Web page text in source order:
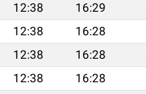
12:38 16:29
12:38 16:28
12:38 16:28
12:38 16:28